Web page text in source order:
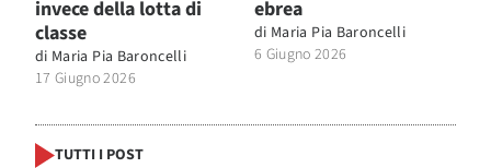
invece della lotta di
classe
di Maria Pia Baroncelli
17 Giugno 2026
ebrea
di Maria Pia Baroncelli
6 Giugno 2026
TUTTI I POST